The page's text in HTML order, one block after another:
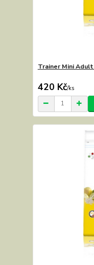
Trainer Mini
420 Kč/ks